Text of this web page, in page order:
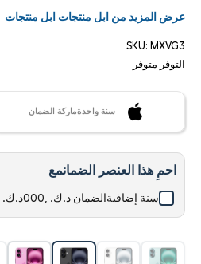
عرض المزيد من ابل منتجات ابل منتجات
SKU: MXVG3
التوفر
متوفر
سنة واحدةماركة الضمان
احمِ هذا العنصر الضمانمع
سنة إضافيةالضمان د.ك. ,000د.ك.